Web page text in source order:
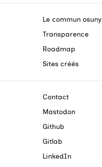
Le commun osuny
Transparence
Roadmap
Sites créés
Contact
Mastodon
Github
Gitlab
LinkedIn